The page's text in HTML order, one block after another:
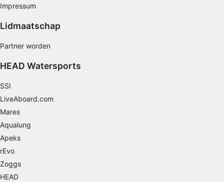
Impressum
Lidmaatschap
Partner worden
HEAD Watersports
SSI
LiveAboard.com
Mares
Aqualung
Apeks
rEvo
Zoggs
HEAD